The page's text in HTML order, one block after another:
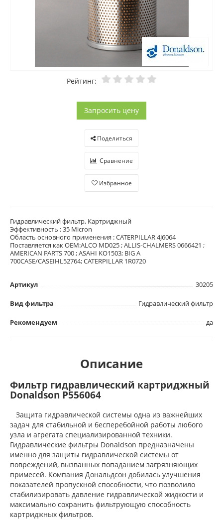
Рейтинг:
Запросить цену
Поделиться
Сравнение
Избранное
Гидравлический фильтр, Картриджный
Эффективность : 35 Micron
Область основного применения : CATERPILLAR 4J6064
Поставляется как OEM:ALCO MD025 ; ALLIS-CHALMERS 0666421 ;
AMERICAN PARTS 700 ; ASAHI KO1503; BIG A
700CASE/CASEIHL52764; CATERPILLAR 1R0720
Артикул 30205
Вид фильтра Гидравлический фильтр
Рекомендуем да
Описание
Фильтр гидравлический картриджный
Donaldson P556064
Защита гидравлической системы одна из важнейших
задач для стабильной и бесперебойной работы любого
узла и агрегата специализированной техники.
Гидравлические фильтры Donaldson предназначены
именно для защиты гидравлической системы от
повреждений, вызванных попаданием загрязняющих
примесей. Компания Дональдсон добилась улучшения
показателей пропускной способности, что позволило
стабилизировать давление гидравлической жидкости и
максимально сохранить фильтрующую способность
картриджных фильтров.